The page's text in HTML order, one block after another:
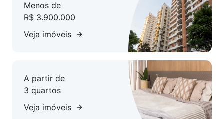
Menos de
R$ 3.900.000
Veja imóveis
A partir de
3 quartos
Veja imóveis